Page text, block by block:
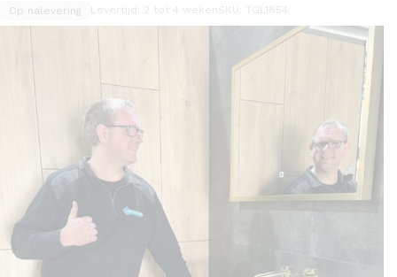
Op nalevering